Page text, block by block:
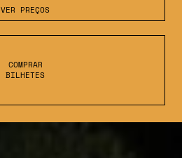
VER PREÇOS
COMPRAR
BILHETES